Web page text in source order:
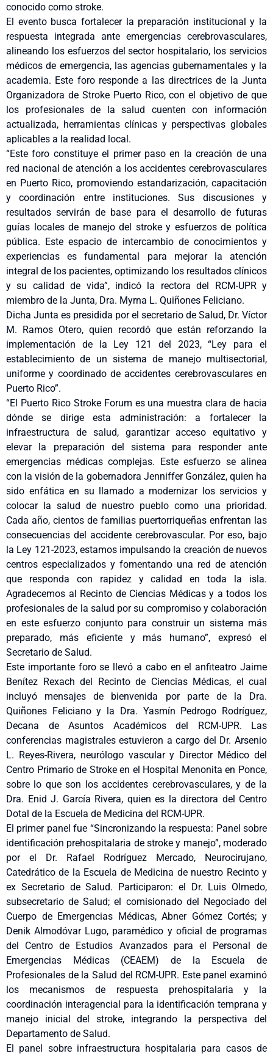
conocido como stroke.
El evento busca fortalecer la preparación institucional y la
respuesta integrada ante emergencias cerebrovasculares,
alineando los esfuerzos del sector hospitalario, los servicios
médicos de emergencia, las agencias gubernamentales y la
academia. Este foro responde a las directrices de la Junta
Organizadora de Stroke Puerto Rico, con el objetivo de que
los profesionales de la salud cuenten con información
actualizada, herramientas clínicas y perspectivas globales
aplicables a la realidad local.
“Este foro constituye el primer paso en la creación de una
red nacional de atención a los accidentes cerebrovasculares
en Puerto Rico, promoviendo estandarización, capacitación
y coordinación entre instituciones. Sus discusiones y
resultados servirán de base para el desarrollo de futuras
guías locales de manejo del stroke y esfuerzos de política
pública. Este espacio de intercambio de conocimientos y
experiencias es fundamental para mejorar la atención
integral de los pacientes, optimizando los resultados clínicos
y su calidad de vida”, indicó la rectora del RCM-UPR y
miembro de la Junta, Dra. Myrna L. Quiñones Feliciano.
Dicha Junta es presidida por el secretario de Salud, Dr. Víctor
M. Ramos Otero, quien recordó que están reforzando la
implementación de la Ley 121 del 2023, “Ley para el
establecimiento de un sistema de manejo multisectorial,
uniforme y coordinado de accidentes cerebrovasculares en
Puerto Rico”.
“El Puerto Rico Stroke Forum es una muestra clara de hacia
dónde se dirige esta administración: a fortalecer la
infraestructura de salud, garantizar acceso equitativo y
elevar la preparación del sistema para responder ante
emergencias médicas complejas. Este esfuerzo se alinea
con la visión de la gobernadora Jenniffer González, quien ha
sido enfática en su llamado a modernizar los servicios y
colocar la salud de nuestro pueblo como una prioridad.
Cada año, cientos de familias puertorriqueñas enfrentan las
consecuencias del accidente cerebrovascular. Por eso, bajo
la Ley 121-2023, estamos impulsando la creación de nuevos
centros especializados y fomentando una red de atención
que responda con rapidez y calidad en toda la isla.
Agradecemos al Recinto de Ciencias Médicas y a todos los
profesionales de la salud por su compromiso y colaboración
en este esfuerzo conjunto para construir un sistema más
preparado, más eficiente y más humano”, expresó el
Secretario de Salud.
Este importante foro se llevó a cabo en el anfiteatro Jaime
Benítez Rexach del Recinto de Ciencias Médicas, el cual
incluyó mensajes de bienvenida por parte de la Dra.
Quiñones Feliciano y la Dra. Yasmín Pedrogo Rodríguez,
Decana de Asuntos Académicos del RCM-UPR. Las
conferencias magistrales estuvieron a cargo del Dr. Arsenio
L. Reyes-Rivera, neurólogo vascular y Director Médico del
Centro Primario de Stroke en el Hospital Menonita en Ponce,
sobre lo que son los accidentes cerebrovasculares, y de la
Dra. Enid J. García Rivera, quien es la directora del Centro
Dotal de la Escuela de Medicina del RCM-UPR.
El primer panel fue “Sincronizando la respuesta: Panel sobre
identificación prehospitalaria de stroke y manejo”, moderado
por el Dr. Rafael Rodríguez Mercado, Neurocirujano,
Catedrático de la Escuela de Medicina de nuestro Recinto y
ex Secretario de Salud. Participaron: el Dr. Luis Olmedo,
subsecretario de Salud; el comisionado del Negociado del
Cuerpo de Emergencias Médicas, Abner Gómez Cortés; y
Denik Almodóvar Lugo, paramédico y oficial de programas
del Centro de Estudios Avanzados para el Personal de
Emergencias Médicas (CEAEM) de la Escuela de
Profesionales de la Salud del RCM-UPR. Este panel examinó
los mecanismos de respuesta prehospitalaria y la
coordinación interagencial para la identificación temprana y
manejo inicial del stroke, integrando la perspectiva del
Departamento de Salud.
El panel sobre infraestructura hospitalaria para casos de